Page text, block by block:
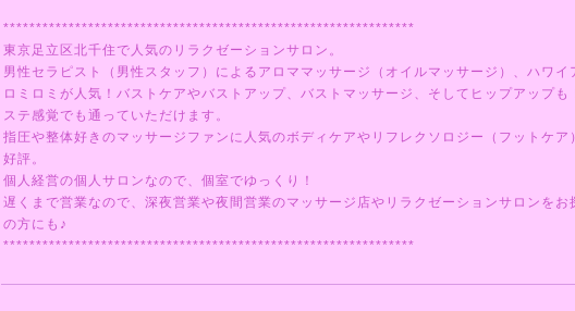
***************************************************************
東京足立区北千住で人気のリラクゼーションサロン。
男性セラピスト（男性スタッフ）によるアロママッサージ（オイルマッサージ）、ハワイ
ロミロミが人気！バストケアやバストアップ、バストマッサージ、そしてヒップアップも
ステ感覚でも通っていただけます。
指圧や整体好きのマッサージファンに人気のボディケアやリフレクソロジー（フットケア
好評。
個人経営の個人サロンなので、個室でゆっくり！
遅くまで営業なので、深夜営業や夜間営業のマッサージ店やリラクゼーションサロンをお
の方にも♪
***************************************************************